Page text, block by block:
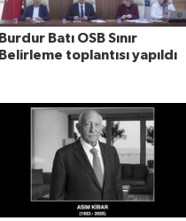
Burdur Batı OSB Sınır
Belirleme toplantısı yapıldı